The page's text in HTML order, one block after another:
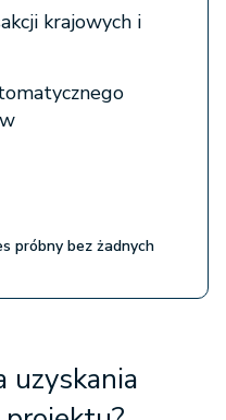
krajowych i
próbny bez żadnych
uzyskania